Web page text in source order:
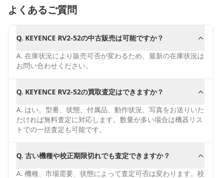
よくあるご質問
Q. KEYENCE RV2-52の中古販売は可能ですか？
A. 在庫状況により販売可否が変わるため、最新の在庫状況は
お問い合わせください。
Q. KEYENCE RV2-52の買取査定はできますか？
A. はい。型番、状態、付属品、動作状況、写真をお送りいた
だければ無料査定に対応します。数量が多い場合は機器リス
トでの一括査定も可能です。
Q. 古い機種や校正期限切れでも査定できますか？
A. 機種、市場需要、状態によって査定可否は変わります。校